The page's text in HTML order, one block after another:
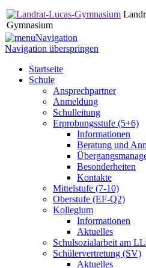
Gymnasium
Navigation
Navigation überspringen
Startseite
Schule
Ansprechpartner
Anmeldung
Schulleitung
Erprobungsstufe (5+6)
Informationen
Beratung und
Besonderheiten
Kontakte
Mittelstufe (7-10)
Oberstufe (EF-Q2)
Kollegium
Informationen
Aktuelles
Schulsozialarbeit am
Schülervertretung (SV)
Aktuelles